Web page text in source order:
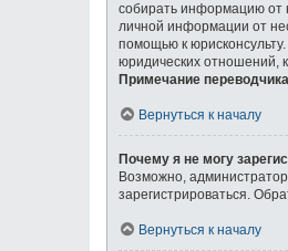
собирать информацию от
личной информации от
помощью к
юридических отношений,
Примечание
Вернуться к началу
Почему я не могу
Возможно,
зарегистрироваться.
Вернуться к началу